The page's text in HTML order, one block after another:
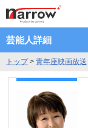
芸能人詳細
トップ> 青年座映画放送